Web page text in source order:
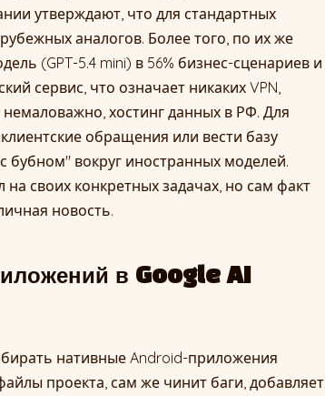
утверждают, что для стандартных
аналогов. Более того, по их же
(GPT-5.4 mini) в 56% бизнес-сценариев и
сервис, что означает никаких VPN,
хостинг данных в РФ. Для
обращения или вести базу
бубном" вокруг иностранных моделей.
своих конкретных задачах, но сам факт
новость.
в Google AI
нативные Android-приложения
проекта, сам же чинит баги, добавляет